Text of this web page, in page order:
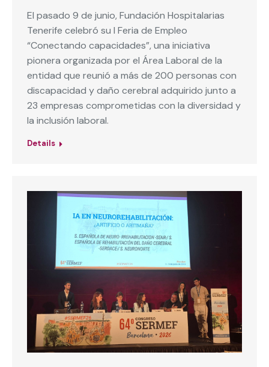
El pasado 9 de junio, Fundación Hospitalarias
Tenerife celebró su I Feria de Empleo
“Conectando capacidades”, una iniciativa
pionera organizada por el Área Laboral de la
entidad que reunió a más de 200 personas con
discapacidad y daño cerebral adquirido junto a
23 empresas comprometidas con la diversidad y
la inclusión laboral.
Details